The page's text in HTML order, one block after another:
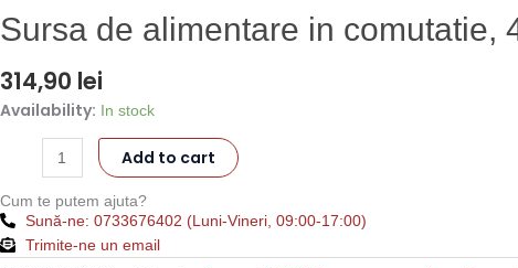
Sursa de alimentare in comutatie,
314,90 lei
Availability: In stock
Sursa
alimentare
comutatie,
48V/5A,
240W,
Add to cart
Cum te putem ajuta?
Sună-ne: 0733676402 (Luni-Vineri, 09:00-17:00)
Trimite-ne un email